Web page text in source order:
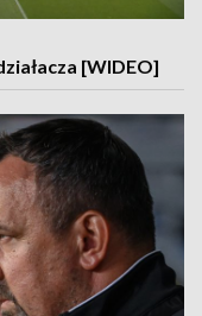
[WIDEO]